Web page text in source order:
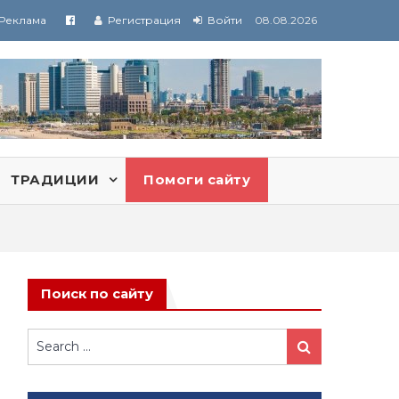
Регистрация Войти 08.08.2026
ТРАДИЦИИ Помоги сайту
Поиск по сайту
Search
for:
Search